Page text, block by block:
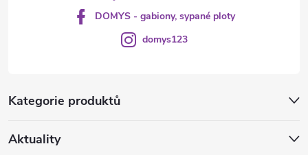
Kategorie produktů
Aktuality
DOMYS - gabiony, sypané ploty
domys123